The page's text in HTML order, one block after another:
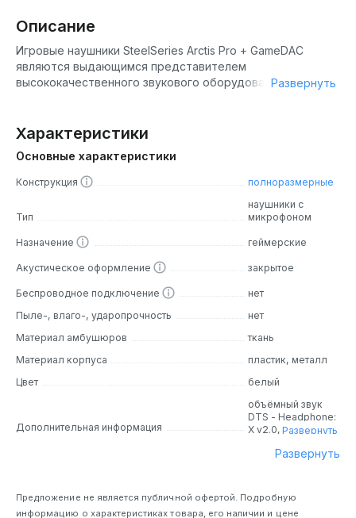
Описание
Игровые наушники SteelSeries Arctis Pro + GameDAC
являются выдающимся представителем
высококачественного звукового оборудования для
аналоговому преобразователю (ЦАП) ESS Sabre 9018,
который поддерживает воспроизведение Hi-Res аудио с
частотой до 96 кГц и 24 бит. Арктические наушники
предлагают пользователям чистое и мощное звучание,
Дизайн
Дизайн SteelSeries Arctis Pro + GameDAC выделяется
своей элегантностью и современным стилем. Наушники
способствует лучшему подавлению внешних шумов.
Корпус выполнен из качественных материалов, включая
сталь и алюминий, что придаёт устройству прочность и
материала обеспечивают комфорт даже при
длительном использовании. Внешний вид наушников
сочетает в себе элементы классических музыкальных
наушников и современных игровых аксессуаров, что
делает их универсальными для различных ситуаций.
Основные особенности
Развернуть
Характеристики
Основные характеристики
Конструкция полноразмерные
Тип
наушники с
микрофоном
Назначение геймерские
Акустическое оформление закрытое
Беспроводное подключение
нет
Пыле-, влаго-, ударопрочность
нет
Материал амбушюров
ткань
Материал корпуса
пластик, металл
Цвет
белый
Дополнительная информация
объёмный звук
DTS - Headphone:
X v2.0, подсветка,
магниты,
Развернуть
Развернуть
Предложение не является публичной офертой. Подробную
информацию о характеристиках товара, его наличии и цене